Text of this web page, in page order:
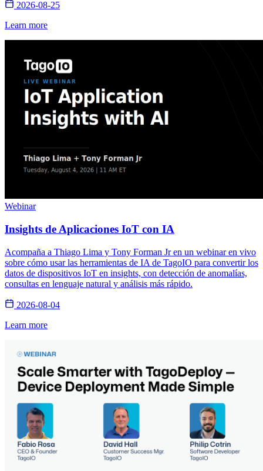
2026-08-25
Learn more
Webinar
Insights de Aplicaciones IoT con IA
Acompaña a Thiago Lima y Tony Forman Jr en un webinar en vivo
sobre cómo usar las herramientas de IA de TagoIO para convertir los
datos de dispositivos IoT en insights, con detección de anomalías,
consultas en lenguaje natural y análisis más rápido.
2026-08-04
Learn more